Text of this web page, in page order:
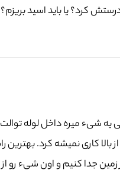
کرد؟ یا باید اسید بریزم؟
شیء میره داخل لوله
بالا کاری نمیشه کرد. بهترین
زمین جدا کنیم و اون شیء رو